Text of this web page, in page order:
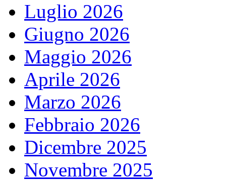
Luglio 2026
Giugno 2026
Maggio 2026
Aprile 2026
Marzo 2026
Febbraio 2026
Dicembre 2025
Novembre 2025